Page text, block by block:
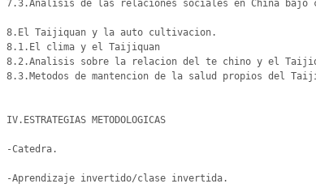
7.3.Analisis de las relaciones sociales en China bajo
8.El Taijiquan y la auto cultivacion.
8.1.El clima y el Taijiquan
8.2.Analisis sobre la relacion del te chino y el
8.3.Metodos de mantencion de la salud propios del
IV.ESTRATEGIAS METODOLOGICAS
-Catedra.
-Aprendizaje invertido/clase invertida.